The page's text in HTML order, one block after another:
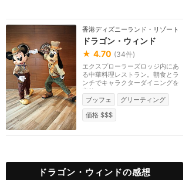
香港ディズニーランド・リゾート
ドラゴン・ウィンド
★ 4.70 (34件)
エクスプローラーズロッジ内にあ
る中華料理レストラン。朝食とラ
ンチでキャラクターダイニングを
実施。ディナーは...
ブッフェ
グリーティング
価格 $$$
ドラゴン・ウィンドの感想